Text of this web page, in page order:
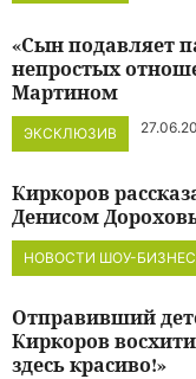
ЭКСКЛЮЗИВ
«Сын подавляет
непростых
Мартином
НОВОСТИ ШОУ-
Киркоров
Денисом
Отправивший
Киркоров
здесь красиво!»